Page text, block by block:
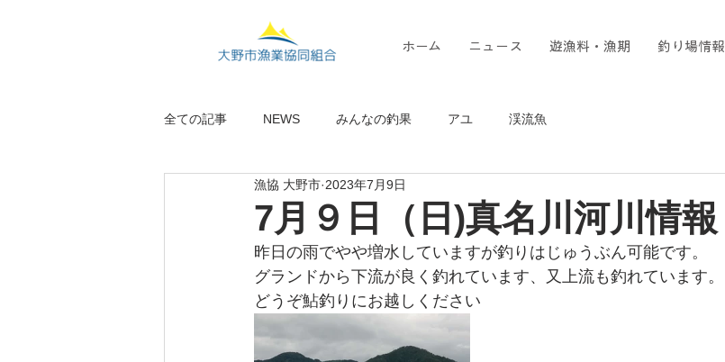
ホーム ニュース 遊漁料・漁期 釣り場情報
全ての記事 NEWS みんなの釣果 アユ 渓流魚
7月９日（日)真名川河川情報
漁協 大野市 2023年7月9日
昨日の雨でやや増水していますが釣りはじゅうぶん可能です。
グランドから下流が良く釣れています、又上流も釣れています。
どうぞ鮎釣りにお越しください